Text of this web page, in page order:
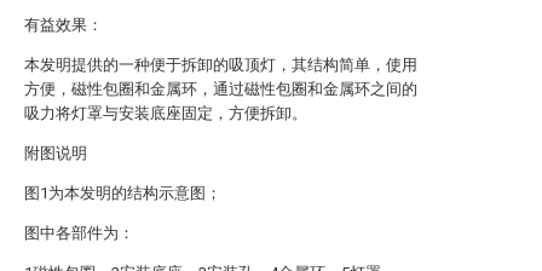
有益效果：
本发明提供的一种便于拆卸的吸顶灯，其结构简单，使用
方便，磁性包圈和金属环，通过磁性包圈和金属环之间的
吸力将灯罩与安装底座固定，方便拆卸。
附图说明
图1为本发明的结构示意图；
图中各部件为：